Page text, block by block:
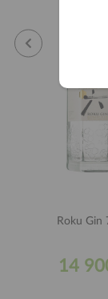
Roku Gin
14